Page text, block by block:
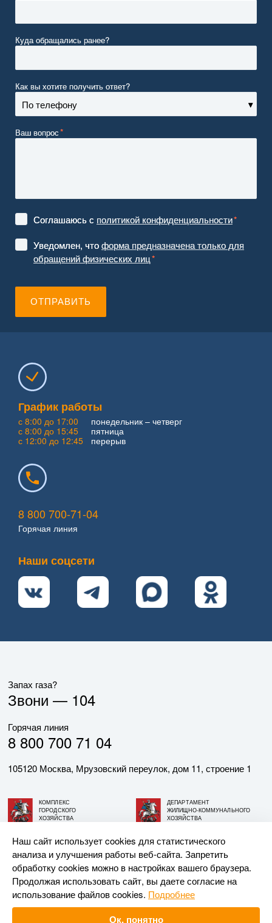
График работы
с 8:00 до 17:00
понедельник – четверг
с 8:00 до 15:45
пятница
с 12:00 до 12:45
перерыв
8 800 700-71-04
Горячая линия
Наши соцсети
Запах газа?
Звони — 104
Горячая линия
8 800 700 71 04
105120 Москва, Мрузовский переулок, дом 11, строение 1
КОМПЛЕКС
ГОРОДСКОГО
ХОЗЯЙСТВА
ДЕПАРТАМЕНТ
ЖИЛИЩНО-КОММУНАЛЬНОГО
ХОЗЯЙСТВА
© АО «МОСГАЗ», 2026. При использовании материалов
ссылка на сайт обязательна.
Разработка и поддержка —Upriver
Наш сайт использует cookies для статистического
анализа и улучшения работы веб-сайта. Запретить
обработку cookies можно в настройках вашего браузера.
Продолжая использовать сайт, вы даете согласие на
использование файлов cookies. Подробнее
Ок, понятно